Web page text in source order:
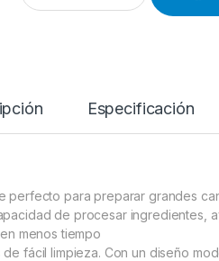
Especificación
perfecto para preparar grandes
de procesar ingredientes,
menos tiempo
fácil limpieza. Con un diseño